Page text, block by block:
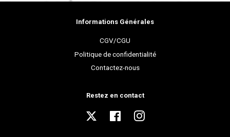
Informations Générales
CGV/CGU
Politique de confidentialité
Contactez-nous
Restez en contact
Twitter FacebookInstagram